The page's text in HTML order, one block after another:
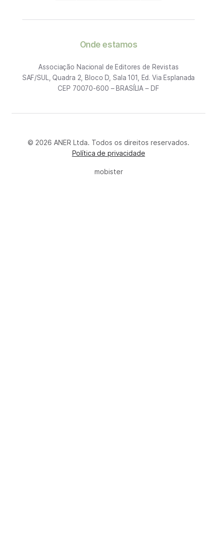
Onde estamos
Associação Nacional de Editores de Revistas
SAF/SUL, Quadra 2, Bloco D, Sala 101, Ed. Via Esplanada
CEP 70070-600 – BRASÍLIA – DF
© 2026 ANER Ltda. Todos os direitos reservados.
Política de privacidade
mobister